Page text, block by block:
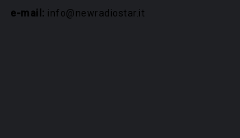
e-mail: info@newradiostar.it